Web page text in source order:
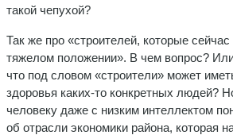
такой чепухой?
Так же про «строителей, которые
тяжелом положении». В чем вопрос?
что под словом «строители» может
здоровья каких-то конкретных людей?
человеку даже с низким интеллектом
об отрасли экономики района, которая